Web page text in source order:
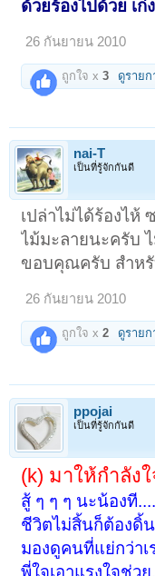
ด้วยร้องไปด้วย เก่
26 กันยายน 2010
ถูกใจ x3 ดูรายก
nai-T
เป็นที่รู้จักกันดี
เปล่าไม่ได้ร้องไห้
ไม้มะลายนะครับ
ขอบคุณครับ สำห
26 กันยายน 2010
ถูกใจ x2 ดูรายก
ppojai
เป็นที่รู้จักกันดี
(k) มาให้กำลัง
สู้ ๆ ๆ ๆ นะน้องที
ชีวิตไม่สิ้นก็ต้องดิ้
มองดูคนที่แย่กว่าเ
พี่ใจเอาแรงใจช่วย